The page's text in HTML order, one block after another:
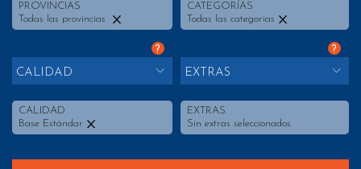
PROVINCIAS
Todas las provincias
CATEGORÍAS
Todas las categorías
?
CALIDAD
CALIDAD
Base Estándar
?
EXTRAS
EXTRAS
Sin extras seleccionados